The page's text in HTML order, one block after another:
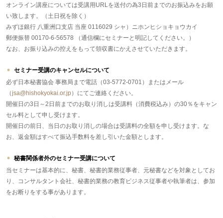
オンライン講座については受講用URLを送付の為3日前までのお振込みをお願
い致します。（土日祝を除く）
みずほ銀行 八重洲口支店 当座 0116029 シャ）ニホンヒショキョウカイ
郵便振替 00170-6-56578 （通信欄にセミナーと明記してください。）
なお、お振り込みの控えをもって領収書にかえさせていただきます。
セミナー受講のキャンセルについて
必ず日本秘書協会 事務局まで電話（03-5772-0701）またはメール
（jsa@hishokyokai.or.jp）にてご連絡ください。
開催日の3日～2日前までのお取り消しは受講料（消費税込み）の30％をキャン
セル料として申し受けます。
開催日の前日、当日のお取り消しの場合は受講料の全額を申し受けます。な
お、返金額はすべて振込手数料を差し引いた金額とします。
秘書関係者外のセミナー受講について
当セミナーは基本的に、秘書、秘書的業務従事者、元秘書などを対象としてお
り、コンサルタント会社、秘書的業務の教育ビジネス従事者や執筆者は、参加
をお断りをする事があります。